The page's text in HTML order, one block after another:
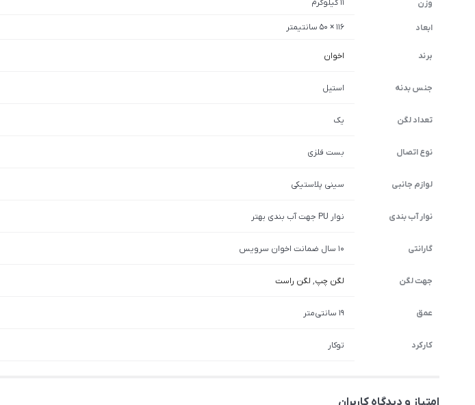
وزن 11 کیلوگرم
ابعاد 116 × 50 سانتیمتر
برند اخوان
جنس بدنه استیل
تعداد لگن یک
نوع اتصال بست فلزی
لوازم جانبی سینی پلاستیکی
نوار آب بندی نوار PU جهت آب بندی بهتر
گارانتی 10 سال ضمانت اخوان سرویس
جهت لگن لگن چپ, لگن راست
عمق 19 سانتی‌متر
کارکرد توکار
امتیاز و دیدگاه کاربران